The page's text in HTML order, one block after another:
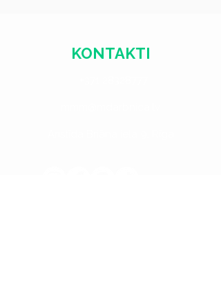
KONTAKTI